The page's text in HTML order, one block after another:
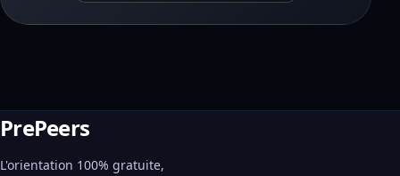
PrePeers
L'orientation 100% gratuite,